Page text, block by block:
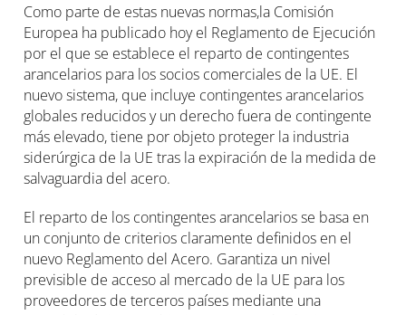
Como parte de estas nuevas normas,la Comisión
Europea ha publicado hoy el Reglamento de Ejecución
por el que se establece el reparto de contingentes
arancelarios para los socios comerciales de la UE. El
nuevo sistema, que incluye contingentes arancelarios
globales reducidos y un derecho fuera de contingente
más elevado, tiene por objeto proteger la industria
siderúrgica de la UE tras la expiración de la medida de
salvaguardia del acero.
El reparto de los contingentes arancelarios se basa en
un conjunto de criterios claramente definidos en el
nuevo Reglamento del Acero. Garantiza un nivel
previsible de acceso al mercado de la UE para los
proveedores de terceros países mediante una